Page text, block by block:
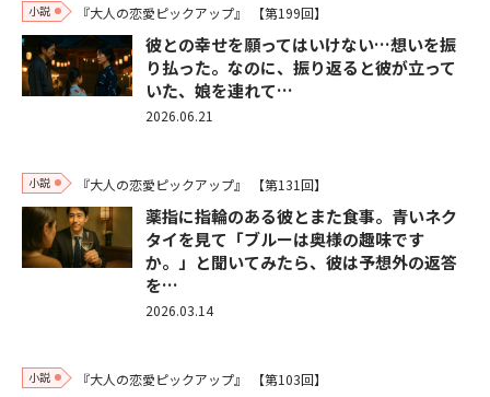
小説 『大人の恋愛ピックアップ』 【第199回】
彼との幸せを願ってはいけない…想いを振
り払った。なのに、振り返ると彼が立って
いた、娘を連れて…
2026.06.21
小説 『大人の恋愛ピックアップ』 【第131回】
薬指に指輪のある彼とまた食事。青いネク
タイを見て「ブルーは奥様の趣味です
か。」と聞いてみたら、彼は予想外の返答
を…
2026.03.14
小説 『大人の恋愛ピックアップ』 【第103回】